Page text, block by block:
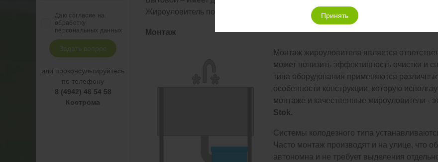
Даю согласие на
обработку
персональных данных
Задать вопрос
или проконсультируйтесь
по телефону
8 (4942) 46 54 58
Кострома
Жироуловитель под мойку чаще устанавливается на небольших
Монтаж
Монтаж жироуловителя является
может понизить эффективность очистки и
типа оборудования применяются
особенности конструкции, которую
монтаже и качественные жироуловители -
Stok.
Системы колодезного типа
Часто монтаж производят и на улице, что
автономна и не требует выделения
Принять